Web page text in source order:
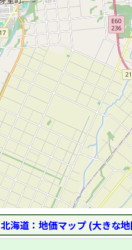
北海道：地価マップ (大きな